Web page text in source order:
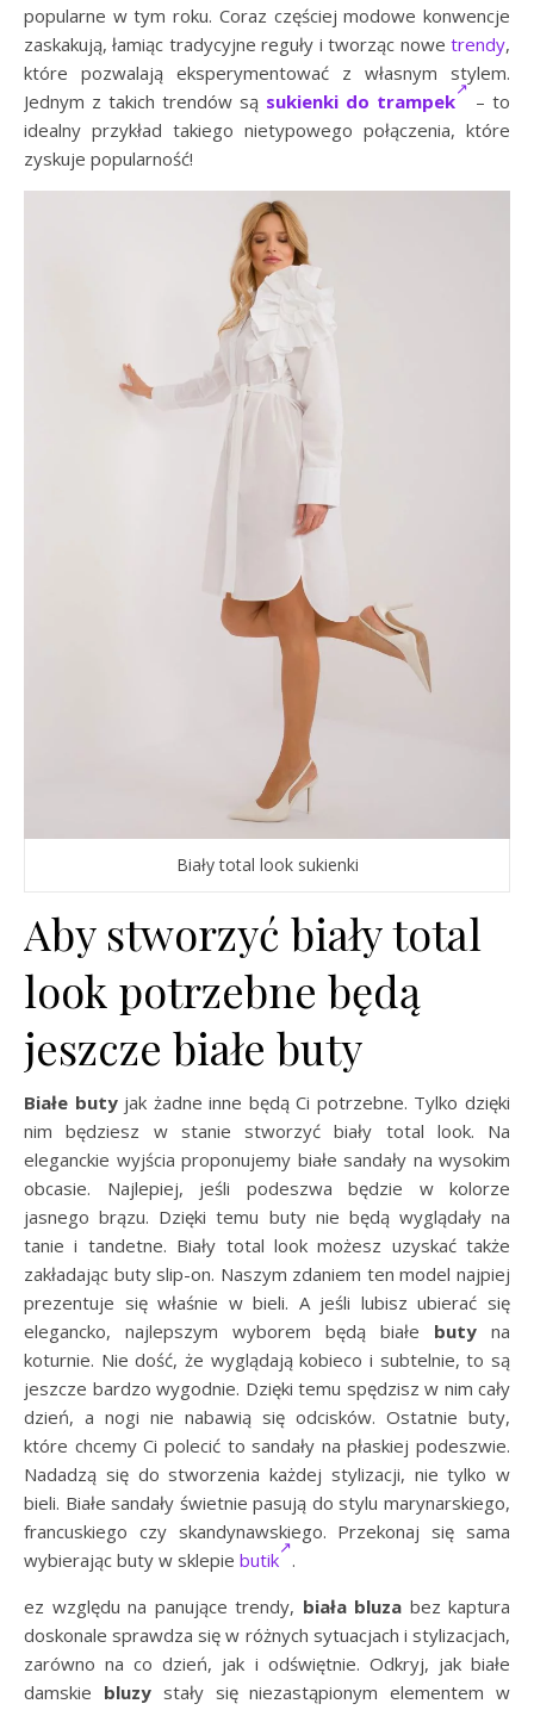
popularne w tym roku. Coraz częściej modowe konwencje
zaskakują, łamiąc tradycyjne reguły i tworząc nowe trendy,
które pozwalają eksperymentować z własnym stylem.
Jednym z takich trendów są sukienki do trampek
– to
idealny przykład takiego nietypowego połączenia, które
zyskuje popularność!
Biały total look sukienki
Aby stworzyć biały total
look potrzebne będą
jeszcze białe buty
Białe butyjak żadne inne będą Ci potrzebne. Tylko dzięki
nim będziesz w stanie stworzyć biały total look. Na
eleganckie wyjścia proponujemy białe sandały na wysokim
obcasie. Najlepiej, jeśli podeszwa będzie w kolorze
jasnego brązu. Dzięki temu buty nie będą wyglądały na
tanie i tandetne. Biały total look możesz uzyskać także
zakładając buty slip-on. Naszym zdaniem ten model najpiej
prezentuje się właśnie w bieli. A jeśli lubisz ubierać się
elegancko, najlepszym wyborem będą białe buty na
koturnie. Nie dość, że wyglądają kobieco i subtelnie, to są
jeszcze bardzo wygodnie. Dzięki temu spędzisz w nim cały
dzień, a nogi nie nabawią się odcisków. Ostatnie buty,
które chcemy Ci polecić to sandały na płaskiej podeszwie.
Nadadzą się do stworzenia każdej stylizacji, nie tylko w
bieli. Białe sandały świetnie pasują do stylu marynarskiego,
francuskiego czy skandynawskiego. Przekonaj się sama
wybierając buty w sklepie butik .
ez względu na panujące trendy, biała bluza bez kaptura
doskonale sprawdza się w różnych sytuacjach i stylizacjach,
zarówno na co dzień, jak i odświętnie. Odkryj, jak białe
damskie bluzystały się niezastąpionym elementem w